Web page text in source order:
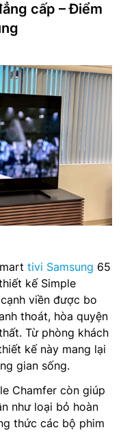
cấp – Điểm
tivi Samsung 65
kế Simple
viền được bo
thoát, hòa quyện
Từ phòng khách
kế này mang lại
gian sống.
Chamfer còn giúp
như loại bỏ hoàn
thức các bộ phim